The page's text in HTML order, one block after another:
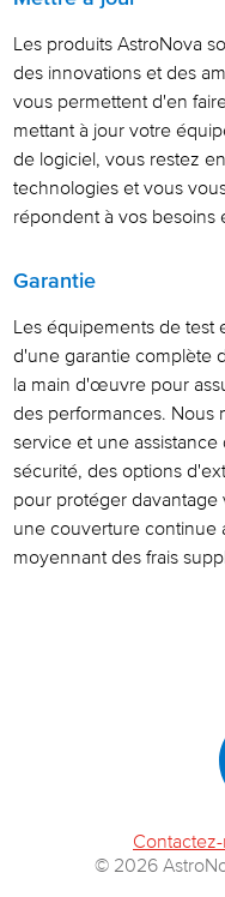
Les produits AstroNova
des innovations et des
vous permettent d'en
mettant à jour votre
de logiciel, vous restez
technologies et vous
répondent à vos besoins
Garantie
Les équipements de test
d'une garantie complète
la main d'œuvre pour
des performances. Nous
service et une
sécurité, des options
pour protéger davantage
une couverture continue
moyennant des frais
© 2026